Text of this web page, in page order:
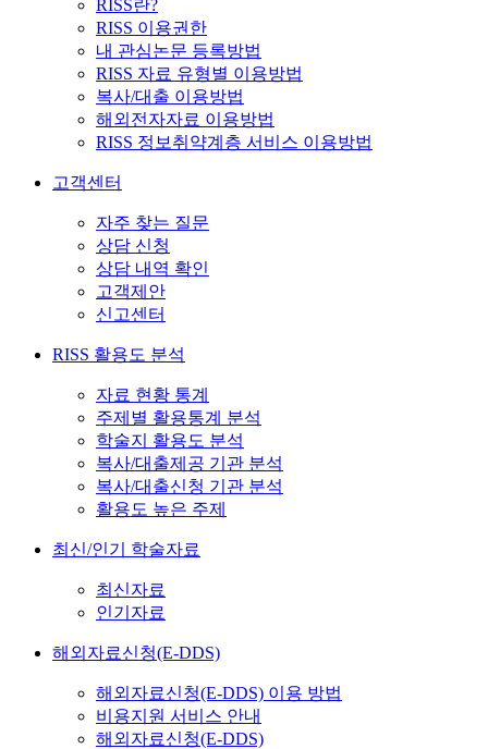
RISS란?
RISS 이용권한
내 관심논문 등록방법
RISS 자료 유형별 이용방법
복사/대출 이용방법
해외전자자료 이용방법
RISS 정보취약계층 서비스 이용방법
고객센터
자주 찾는 질문
상담 신청
상담 내역 확인
고객제안
신고센터
RISS 활용도 분석
자료 현황 통계
주제별 활용통계 분석
학술지 활용도 분석
복사/대출제공 기관 분석
복사/대출신청 기관 분석
활용도 높은 주제
최신/인기 학술자료
최신자료
인기자료
해외자료신청(E-DDS)
해외자료신청(E-DDS) 이용 방법
비용지원 서비스 안내
해외자료신청(E-DDS)